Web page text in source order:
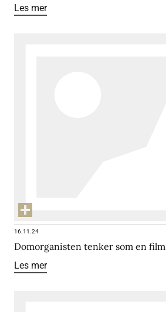
Les mer
16.11.24
Domorganisten tenker som en
Les mer